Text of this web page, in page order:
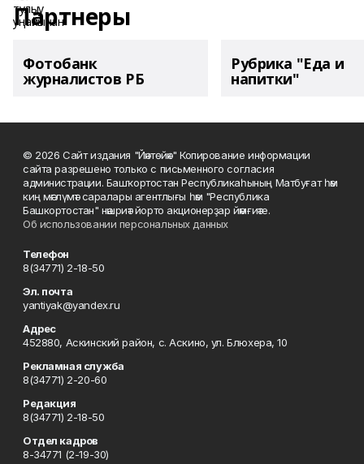
Партнеры
Фотобанк
журналистов РБ
Рубрика "Еда и
напитки"
© 2026 Сайт издания "Йәнтөйәк" Копирование информации
сайта разрешено только с письменного согласия
администрации. Башҡортостан Республикаһының Матбуғат һәм
киң мәғлүмәт саралары агентлығы һәм "Республика
Башкортостан" нәшриәт йорто акционерҙар йәмғиәте.
Об использовании персональных данных
Телефон
8(34771) 2-18-50
Эл. почта
yantiyak@yandex.ru
Адрес
452880, Аскинский район, с. Аскино, ул. Блюхера, 10
Рекламная служба
8(34771) 2-20-60
Редакция
8(34771) 2-18-50
Отдел кадров
8-34771 (2-19-30)